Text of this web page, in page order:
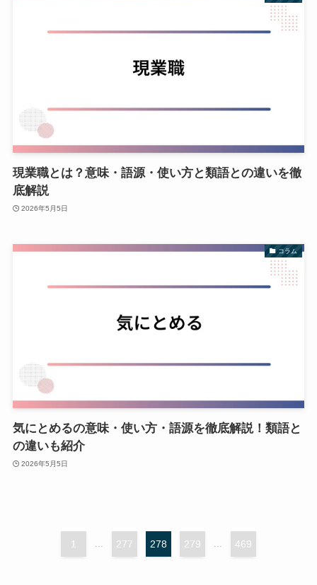
現業職とは？意味・語源・使い方と類語との違いを徹
底解説
2026年5月5日
コラム
気にとめるの意味・使い方・語源を徹底解説！類語と
の違いも紹介
2026年5月5日
1 ... 277 278 279 ... 469